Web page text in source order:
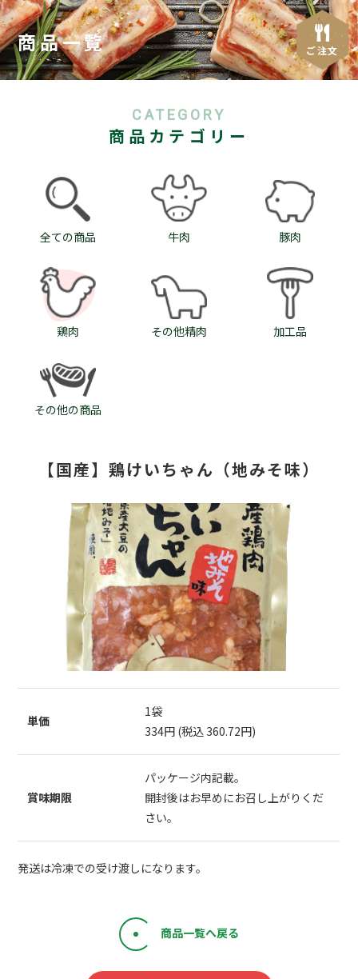
商品一覧 ご注文
CATEGORY
商品カテゴリー
全ての商品 牛肉 豚肉
鶏肉 その他精肉 加工品
その他の商品
【国産】鶏けいちゃん（地みそ味）
単価
1袋
334円 (税込 360.72円)
賞味期限
パッケージ内記載。
開封後はお早めにお召し上がりくだ
さい。
発送は冷凍での受け渡しになります。
商品一覧へ戻る